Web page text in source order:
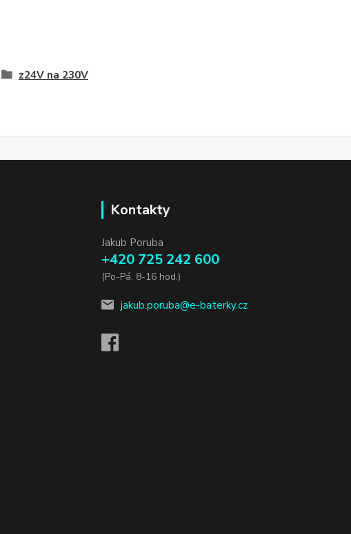
z24V na 230V
Kontakty
Jakub Poruba
+420 725 242 600
(Po-Pá, 8-16 hod.)
jakub.poruba@e-baterky.cz